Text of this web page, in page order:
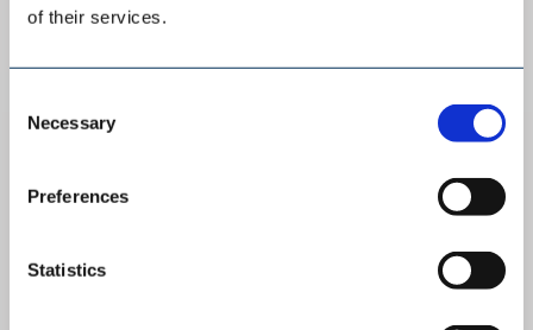
of their services.
Selection
Necessary
Preferences
Statistics
Australien ein stilles Leben und bereitet sich nun
Schienen-Infrastruktur. Um ihre schwarzen